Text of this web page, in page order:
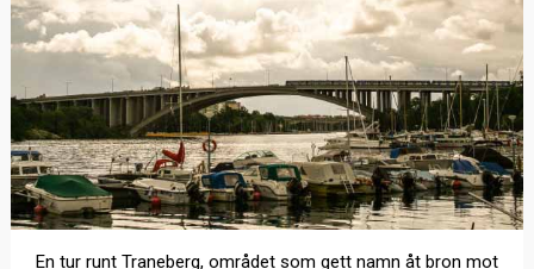
En tur runt Traneberg, området som gett namn åt bron mot